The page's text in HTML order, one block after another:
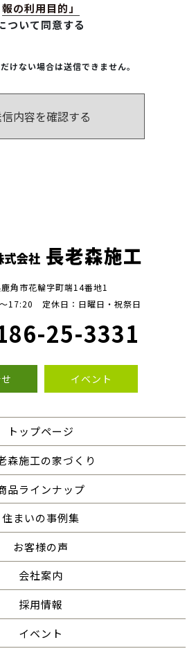
報の利用目的」
ついて同意する
けない場合は送信できません。
角市花輪字町端14番地1
17:20 定休日：日曜日・祝祭日
25-3331
イベント
トップページ
森施工の家づくり
品ラインナップ
住まいの事例集
お客様の声
会社案内
採用情報
イベント